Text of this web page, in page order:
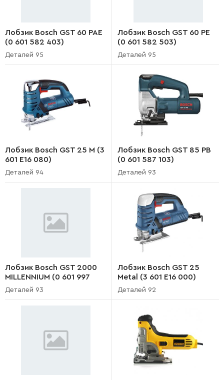
Лобзик Bosch GST 60 PAE
(0 601 582 403)
Деталей 95
Лобзик Bosch GST 60 PE
(0 601 582 503)
Деталей 95
Лобзик Bosch GST 25 M (3
601 E16 080)
Деталей 94
Лобзик Bosch GST 85 PB
(0 601 587 103)
Деталей 93
Лобзик Bosch GST 2000
MILLENNIUM (0 601 997
577)
Деталей 93
Лобзик Bosch GST 25
Metal (3 601 E16 000)
Деталей 92